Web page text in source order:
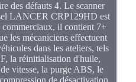
des défauts 4. Le scanner
LANCER CRP129HD est
il contient 7+
les mécaniciens effectuent
dans les ateliers, tels
la réinitialisation d'huile,
vitesse, la purge ABS, le